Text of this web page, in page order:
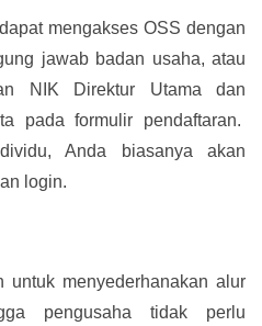
mengakses OSS dengan
jawab badan usaha, atau
NIK Direktur Utama dan
pada formulir pendaftaran.
Anda biasanya akan
login.
untuk menyederhanakan alur
pengusaha tidak perlu